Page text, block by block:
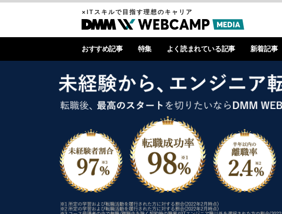
×ITスキルで目指す理想のキャリア
おすすめ記事 特集 よく読まれている記事 新着記事